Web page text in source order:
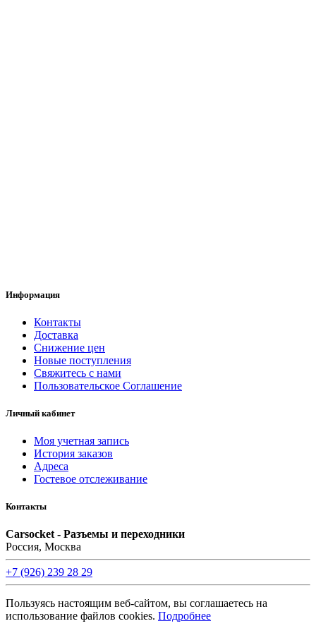
Информация
Контакты
Доставка
Снижение цен
Новые поступления
Свяжитесь с нами
Пользовательское Соглашение
Личный кабинет
Моя учетная запись
История заказов
Адреса
Гостевое отслеживание
Контакты
Carsocket - Разъемы и переходники
Россия, Москва
+7 (926) 239 28 29
Пользуясь настоящим веб-сайтом, вы соглашаетесь на
использование файлов cookies. Подробнее